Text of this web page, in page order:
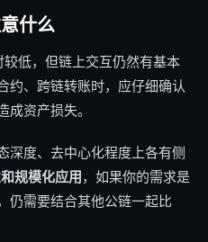
什么
低，但链上交互仍然有基本
约、跨链转账时，应仔细确认
资产损失。
深度、去中心化程度上各有侧
规模化应用，如果你的需求是
仍需要结合其他公链一起比